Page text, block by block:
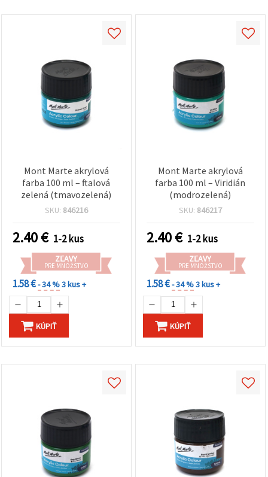
Mont Marte akrylová
farba 100 ml – ftalová
zelená (tmavozelená)
SKU: 846216
2.40€ 1-2 kus
ZĽAVY
PRE MNOŽSTVO
1.58 €- 34 %3 kus +
KÚPIŤ
Mont Marte akrylová
farba 100 ml – Viridián
(modrozelená)
SKU: 846217
2.40€ 1-2 kus
ZĽAVY
PRE MNOŽSTVO
1.58 €- 34 %3 kus +
KÚPIŤ